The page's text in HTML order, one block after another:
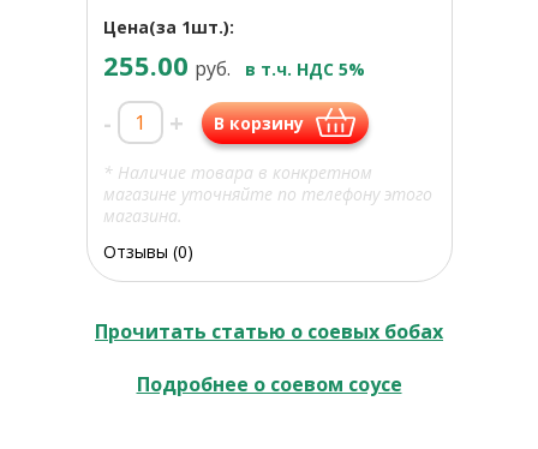
Цена(за 1шт.):
255.00 руб. в т.ч. НДС 5%
- + В корзину
* Наличие товара в конкретном
магазине уточняйте по телефону этого
магазина.
Отзывы (0)
Прочитать статью о соевых бобах
Подробнее о соевом соусе